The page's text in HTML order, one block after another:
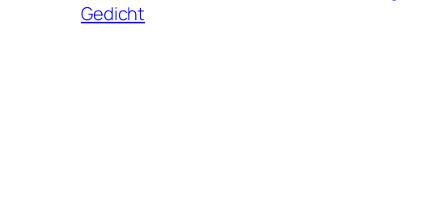
Gedicht